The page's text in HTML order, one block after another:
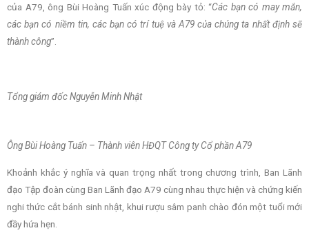
của A79, ông Bùi Hoàng Tuấn xúc động bày tỏ: “Các bạn có may mắn,
các bạn có niềm tin, các bạn có trí tuệ và A79 của chúng ta nhất định sẽ
thành công”.
Tổng giám đốc Nguyễn Minh Nhật
Ông Bùi Hoàng Tuấn – Thành viên HĐQT Công ty Cổ phần A79
Khoảnh khắc ý nghĩa và quan trọng nhất trong chương trình, Ban Lãnh
đạo Tập đoàn cùng Ban Lãnh đạo A79 cùng nhau thực hiện và chứng kiến
nghi thức cắt bánh sinh nhật, khui rượu sâm panh chào đón một tuổi mới
đầy hứa hẹn.